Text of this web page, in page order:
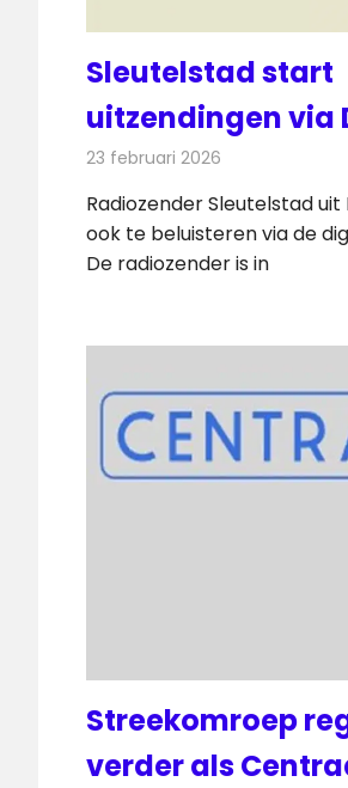
Sleutelstad start
uitzendingen via
23 februari 2026
Radiozender Sleutelstad uit
ook te beluisteren via de
De radiozender is in
Streekomroep
verder als